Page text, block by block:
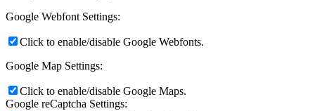
Google Webfont Settings:
Click to enable/disable Google Webfonts.
Google Map Settings:
Click to enable/disable Google Maps.
Google reCaptcha Settings: